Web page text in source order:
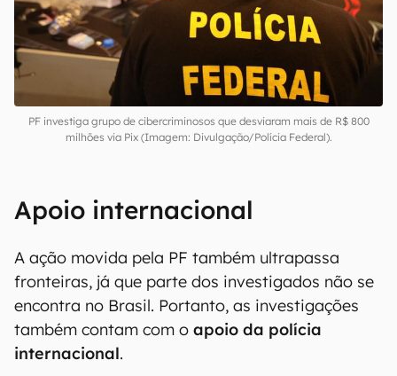
investigado, que equivalem a até R$ 640
milhões.
PF investiga grupo de cibercriminosos que desviaram mais de R$ 800
milhões via Pix (Imagem: Divulgação/Polícia Federal).